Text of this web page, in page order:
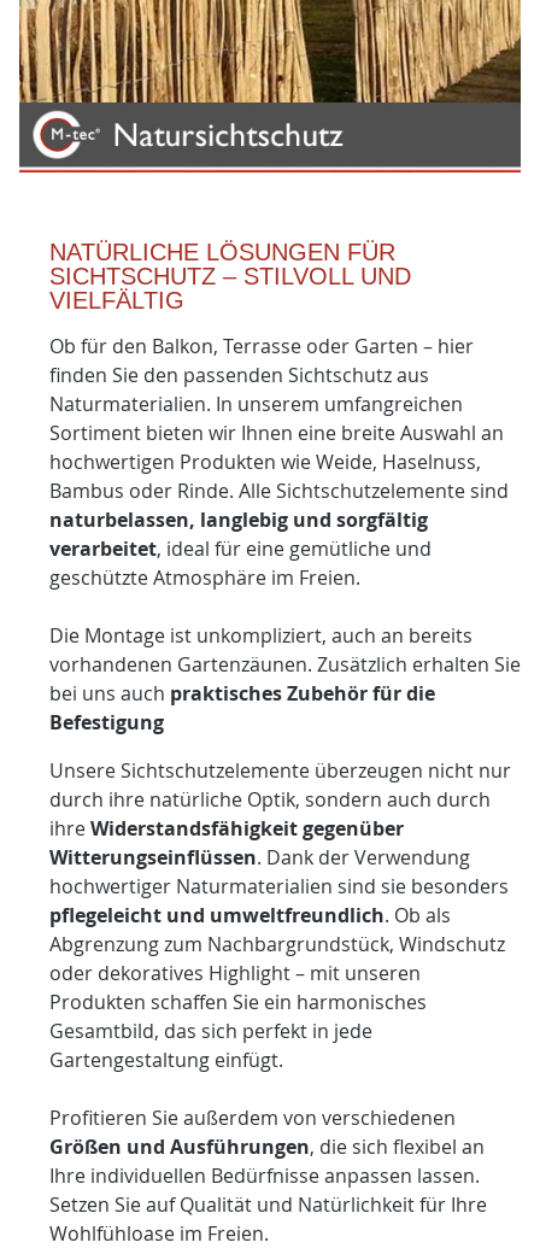
NATÜRLICHE LÖSUNGEN FÜR
SICHTSCHUTZ – STILVOLL UND
VIELFÄLTIG
Ob für den Balkon, Terrasse oder Garten – hier
finden Sie den passenden Sichtschutz aus
Naturmaterialien. In unserem umfangreichen
Sortiment bieten wir Ihnen eine breite Auswahl an
hochwertigen Produkten wie Weide, Haselnuss,
Bambus oder Rinde. Alle Sichtschutzelemente sind
naturbelassen, langlebig und sorgfältig
verarbeitet, ideal für eine gemütliche und
geschützte Atmosphäre im Freien.
Die Montage ist unkompliziert, auch an bereits
vorhandenen Gartenzäunen. Zusätzlich erhalten Sie
bei uns auch praktisches Zubehör für die
Befestigung
Unsere Sichtschutzelemente überzeugen nicht nur
durch ihre natürliche Optik, sondern auch durch
ihreWiderstandsfähigkeit gegenüber
Witterungseinflüssen. Dank der Verwendung
hochwertiger Naturmaterialien sind sie besonders
pflegeleicht und umweltfreundlich. Ob als
Abgrenzung zum Nachbargrundstück, Windschutz
oder dekoratives Highlight – mit unseren
Produkten schaffen Sie ein harmonisches
Gesamtbild, das sich perfekt in jede
Gartengestaltung einfügt.
Profitieren Sie außerdem von verschiedenen
Größen und Ausführungen, die sich flexibel an
Ihre individuellen Bedürfnisse anpassen lassen.
Setzen Sie auf Qualität und Natürlichkeit für Ihre
Wohlfühloase im Freien.